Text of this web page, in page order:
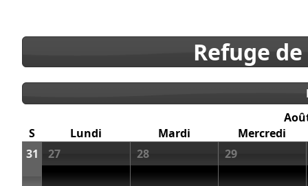
Refuge
S
Lundi Mardi
Mercredi
31
27 28 29